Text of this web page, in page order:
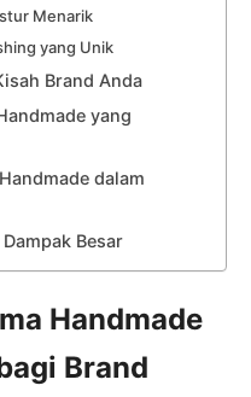
Menarik
yang Unik
Brand Anda
yang
dalam
Besar
Handmade
Brand